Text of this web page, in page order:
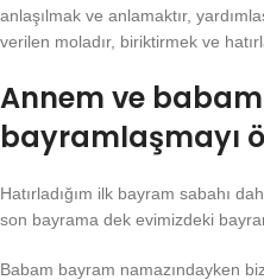
anlaşılmak ve anlamaktır,
verilen moladır, biriktirmek ve
Annem ve
bayramlaşmayı
Hatırladığım ilk bayram sabahı
son bayrama dek evimizdeki
Babam bayram namazındayken